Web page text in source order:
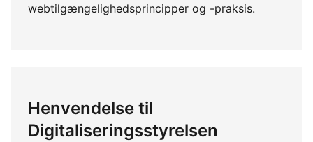
webtilgængelighedsprincipper og -praksis.
Henvendelse til
Digitaliseringsstyrelsen